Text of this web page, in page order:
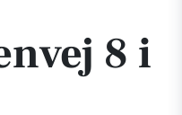
8 i